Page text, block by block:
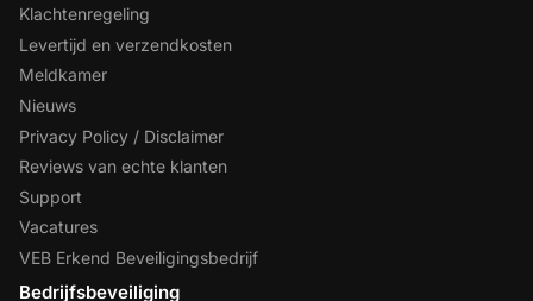
Klachtenregeling
Levertijd en verzendkosten
Meldkamer
Nieuws
Privacy Policy / Disclaimer
Reviews van echte klanten
Support
Vacatures
VEB Erkend Beveiligingsbedrijf
Bedrijfsbeveiliging